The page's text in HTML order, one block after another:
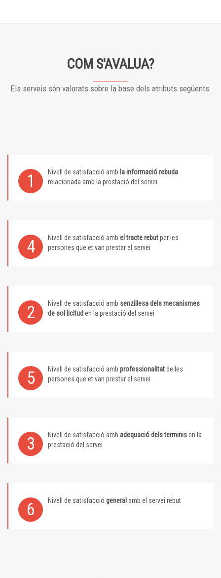
COM S'AVALUA?
Els serveis són valorats sobre la base dels atributs següents:
1 Nivell de satisfacció amb la informació rebuda
relacionada amb la prestació del servei
4 Nivell de satisfacció amb el tracte rebutper les
persones que et van prestar el servei
2 Nivell de satisfacció amb senzillesa dels mecanismes
de sol·licitud en la prestació del servei
5 Nivell de satisfacció amb professionalitatde les
persones que et van prestar el servei
3 Nivell de satisfacció amb adequació dels terminisen la
prestació del servei
6 Nivell de satisfacció general amb el servei rebut